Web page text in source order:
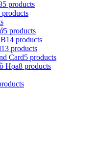
products
products
5 products
14 products
13 products
Card5 products
Họa8 products